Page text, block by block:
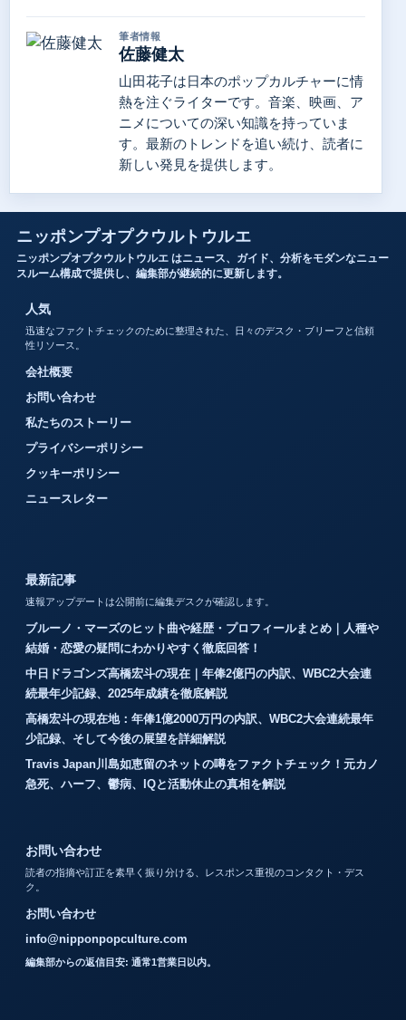
筆者情報
佐藤健太
山田花子は日本のポップカルチャーに情
熱を注ぐライターです。音楽、映画、ア
ニメについての深い知識を持っていま
す。最新のトレンドを追い続け、読者に
新しい発見を提供します。
ニッポンプオプクウルトウルエ
ニッポンプオプクウルトウルエ はニュース、ガイド、分析をモダンなニュー
スルーム構成で提供し、編集部が継続的に更新します。
人気
迅速なファクトチェックのために整理された、日々のデスク・ブリーフと信頼
性リソース。
会社概要
お問い合わせ
私たちのストーリー
プライバシーポリシー
クッキーポリシー
ニュースレター
最新記事
速報アップデートは公開前に編集デスクが確認します。
ブルーノ・マーズのヒット曲や経歴・プロフィールまとめ｜人種や
結婚・恋愛の疑問にわかりやすく徹底回答！
中日ドラゴンズ高橋宏斗の現在｜年俸2億円の内訳、WBC2大会連
続最年少記録、2025年成績を徹底解説
高橋宏斗の現在地：年俸1億2000万円の内訳、WBC2大会連続最年
少記録、そして今後の展望を詳細解説
Travis Japan川島如恵留のネットの噂をファクトチェック！元カノ
急死、ハーフ、鬱病、IQと活動休止の真相を解説
お問い合わせ
読者の指摘や訂正を素早く振り分ける、レスポンス重視のコンタクト・デス
ク。
お問い合わせ
info@nipponpopculture.com
編集部からの返信目安: 通常1営業日以内。